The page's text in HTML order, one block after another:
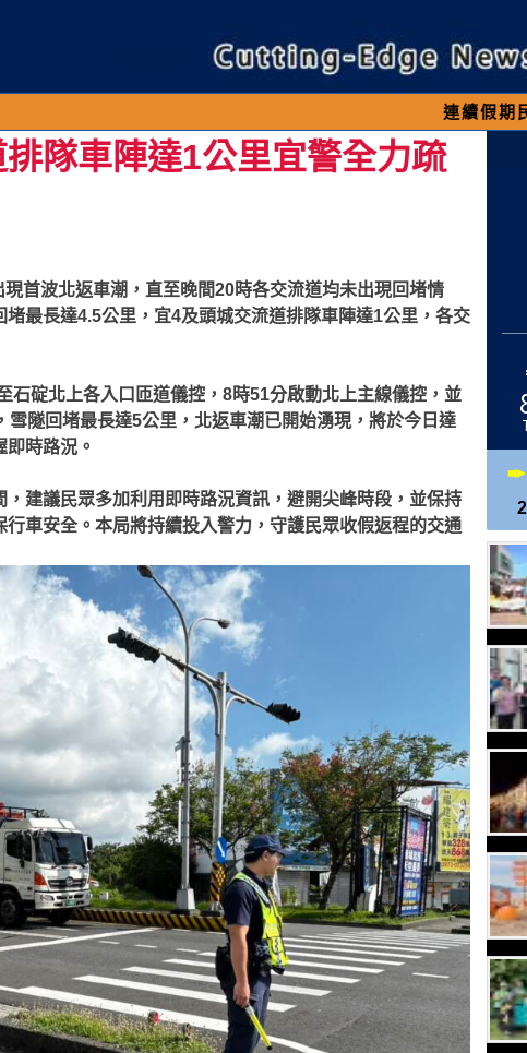
連續假期民眾出遊可先撥打
隊車陣達1公里宜警全力疏
首波北返車潮，直至晚間20時各交流道均未出現回堵情
最長達4.5公里，宜4及頭城交流道排隊車陣達1公里，各交
石碇北上各入口匝道儀控，8時51分啟動北上主線儀控，並
隧回堵最長達5公里，北返車潮已開始湧現，將於今日達
時路況。
建議民眾多加利用即時路況資訊，避開尖峰時段，並保持
車安全。本局將持續投入警力，守護民眾收假返程的交通